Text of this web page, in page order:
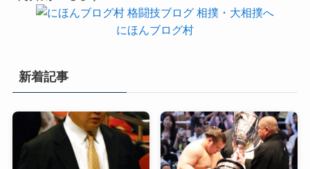
にほんブログ村
新着記事